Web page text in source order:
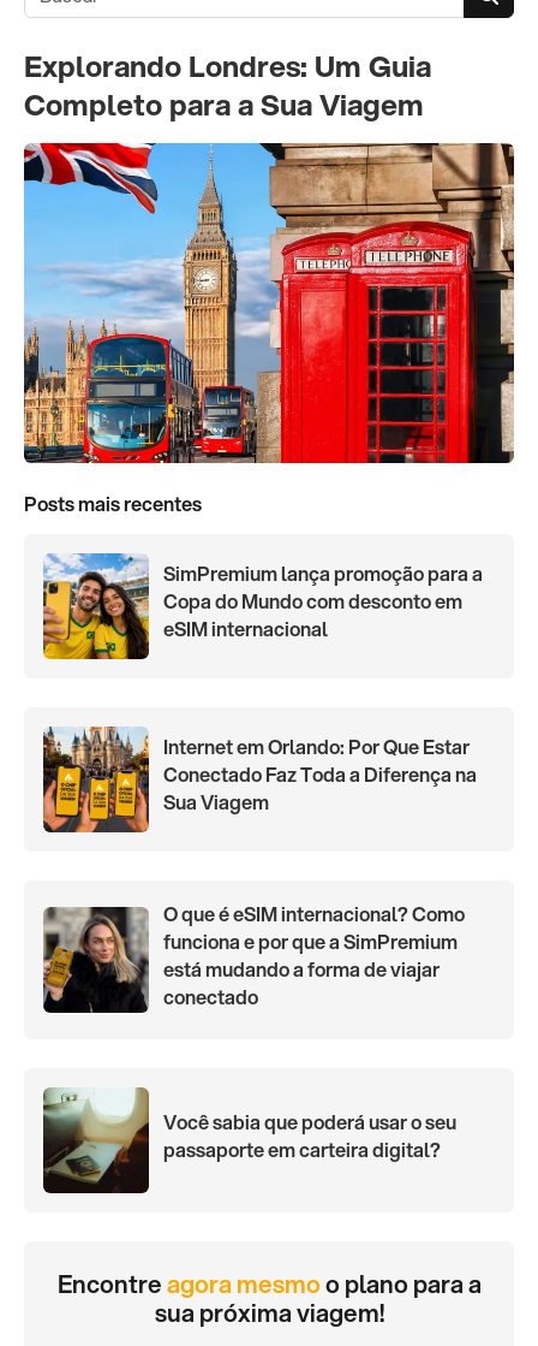
Explorando Londres: Um Guia
Completo para a Sua Viagem
Posts mais recentes
SimPremium lança promoção para a
Copa do Mundo com desconto em
eSIM internacional
Internet em Orlando: Por Que Estar
Conectado Faz Toda a Diferença na
Sua Viagem
O que é eSIM internacional? Como
funciona e por que a SimPremium
está mudando a forma de viajar
conectado
Você sabia que poderá usar o seu
passaporte em carteira digital?
Encontreagora mesmoo plano para a
sua próxima viagem!